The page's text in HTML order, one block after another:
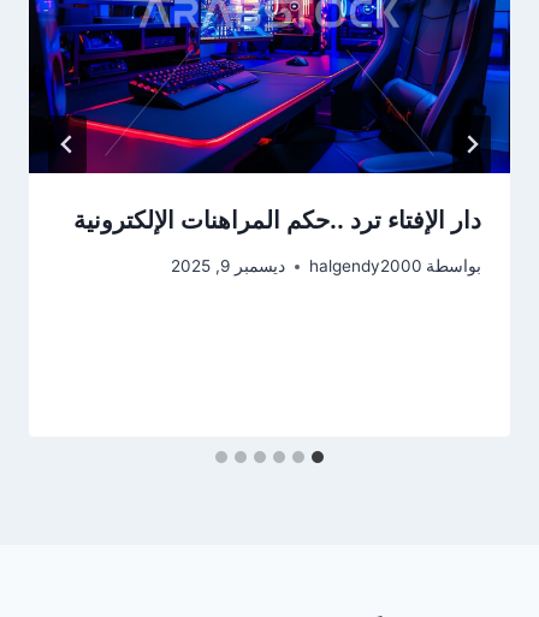
دار الإفتاء ترد ..حكم المراهنات الإلكترونية
بواسطة halgendy2000 ديسمبر 9, 2025